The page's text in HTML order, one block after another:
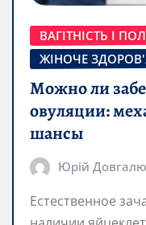
ВАГІТНІСТЬ І
ЖІНОЧЕ
Можно ли
овуляции:
шансы
Юрій
Естественное